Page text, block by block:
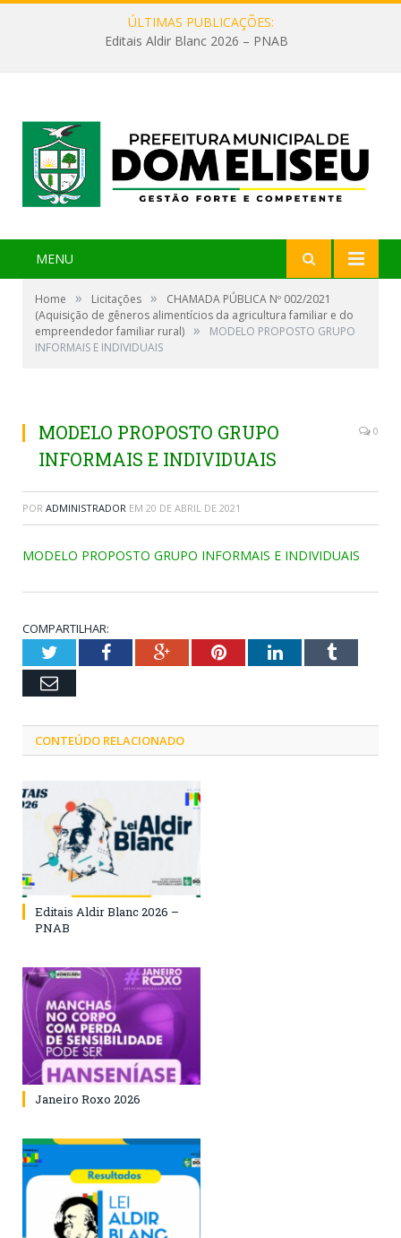
ÚLTIMAS PUBLICAÇÕES:
Editais Aldir Blanc 2026 – PNAB
MENU
Home » Licitações »
CHAMADA PÚBLICA Nº 002/2021
(Aquisição de gêneros alimentícios da agricultura familiar e do
empreendedor familiar rural) »
MODELO PROPOSTO GRUPO
INFORMAIS E INDIVIDUAIS
MODELO PROPOSTO GRUPO
INFORMAIS E INDIVIDUAIS
0
POR ADMINISTRADOR EM 20 DE ABRIL DE 2021
MODELO PROPOSTO GRUPO INFORMAIS E INDIVIDUAIS
COMPARTILHAR:
TwitterFacebookGoogle+PinterestLinkedInTumblr
Email
CONTEÚDO RELACIONADO
Editais Aldir Blanc 2026 –
PNAB
Janeiro Roxo 2026